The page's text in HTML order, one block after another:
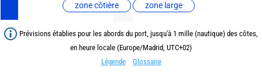
zone côtière zone large
Prévisions établies pour les abords du port, jusqu'à 1 mille (nautique) des côtes,
en heure locale (Europe/Madrid, UTC+02)
Légende
Glossaire